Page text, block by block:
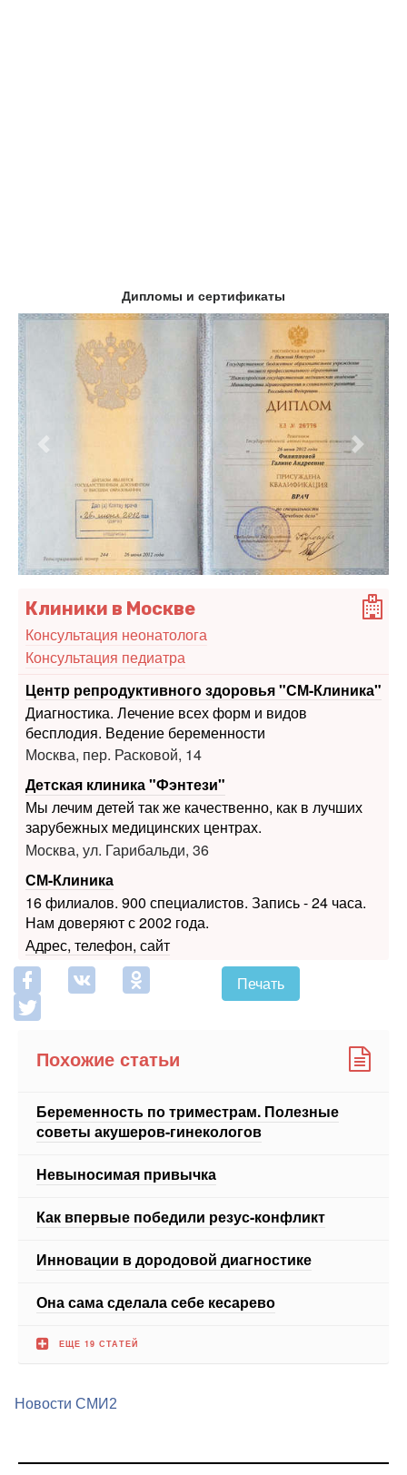
Дипломы и сертификаты
Предыдущий
Клиники в Москве
Консультация неонатолога
Консультация педиатра
Центр репродуктивного здоровья "СМ-Клиника"
Диагностика. Лечение всех форм и видов
бесплодия. Ведение беременности
Москва, пер. Расковой, 14
Детская клиника "Фэнтези"
Мы лечим детей так же качественно, как в лучших
зарубежных медицинских центрах.
Москва, ул. Гарибальди, 36
СМ-Клиника
16 филиалов. 900 специалистов. Запись - 24 часа.
Нам доверяют с 2002 года.
Адрес, телефон, сайт
Печать
Похожие статьи
Беременность по триместрам. Полезные
советы акушеров-гинекологов
Невыносимая привычка
Как впервые победили резус-конфликт
Инновации в дородовой диагностике
Она сама сделала себе кесарево
ЕЩЕ 19 СТАТЕЙ
Новости СМИ2